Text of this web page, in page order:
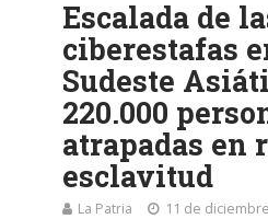
Escalada de
ciberestafas
Sudeste
220.000
atrapadas en
esclavitud
La Patria 11 de